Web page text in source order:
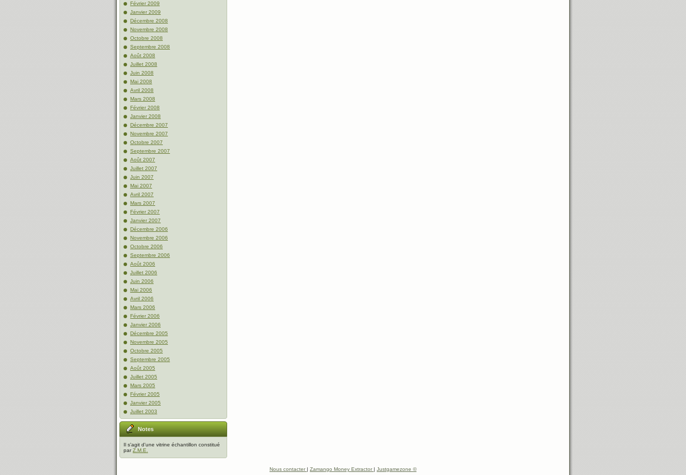
Février 2009
Janvier 2009
Décembre 2008
Novembre 2008
Octobre 2008
Septembre 2008
Août 2008
Juillet 2008
Juin 2008
Mai 2008
Avril 2008
Mars 2008
Février 2008
Janvier 2008
Décembre 2007
Novembre 2007
Octobre 2007
Septembre 2007
Août 2007
Juillet 2007
Juin 2007
Mai 2007
Avril 2007
Mars 2007
Février 2007
Janvier 2007
Décembre 2006
Novembre 2006
Octobre 2006
Septembre 2006
Août 2006
Juillet 2006
Juin 2006
Mai 2006
Avril 2006
Mars 2006
Février 2006
Janvier 2006
Décembre 2005
Novembre 2005
Octobre 2005
Septembre 2005
Août 2005
Juillet 2005
Mars 2005
Février 2005
Janvier 2005
Juillet 2003
Notes
Il s'agit d'une vitrine échantillon constitué
parZ.M.E.
Nous contacter| Zamango Money Extractor| Justgamezone ©